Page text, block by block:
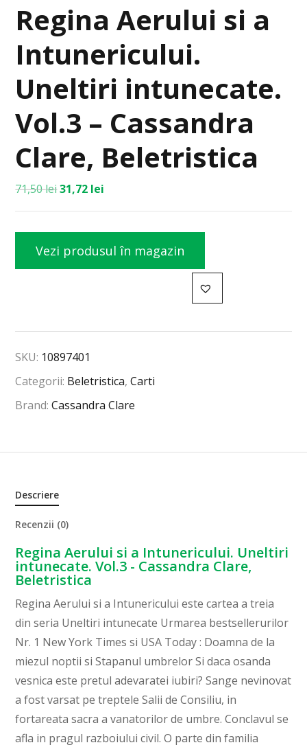
Regina Aerului si a
Intunericului.
Uneltiri intunecate.
Vol.3 – Cassandra
Clare, Beletristica
71,50lei31,72 lei
Vezi produsul în magazin
SKU: 10897401
Categorii: Beletristica,Carti
Brand:Cassandra Clare
Descriere
Recenzii (0)
Regina Aerului si a Intunericului. Uneltiri
intunecate. Vol.3 - Cassandra Clare,
Beletristica
Regina Aerului si a Intunericului este cartea a treia
din seria Uneltiri intunecate Urmarea bestsellerurilor
Nr. 1 New York Times si USA Today : Doamna de la
miezul noptii si Stapanul umbrelor Si daca osanda
vesnica este pretul adevaratei iubiri? Sange nevinovat
a fost varsat pe treptele Salii de Consiliu, in
fortareata sacra a vanatorilor de umbre. Conclavul se
afla in pragul razboiului civil. O parte din familia